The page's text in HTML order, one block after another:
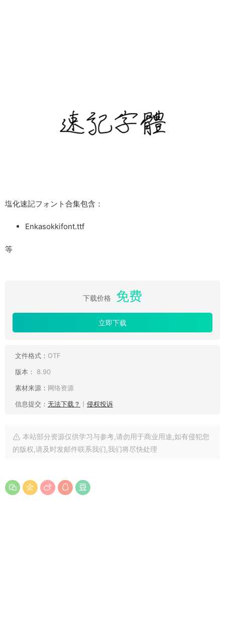
塩化速記フォント合集包含：
Enkasokkifont.ttf
等
下载价格 免费
立即下载
文件格式： OTF
版本：
8.90
素材来源： 网络资源
信息提交： 无法下载？ 侵权投诉
本站部分资源仅供学习与参考,请勿用于商业用途,如有侵犯您
的版权,请及时发邮件联系我们,我们将尽快处理